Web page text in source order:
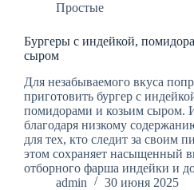
Простые
Бургеры с индейкой,
сыром
Для незабываемого вкуса
приготовить бургер с
помидорами и козьим сыром.
благодаря низкому
для тех, кто следит за своим
этом сохраняет насыщенный
отборного фарша индейки и
admin
30 июня 2025